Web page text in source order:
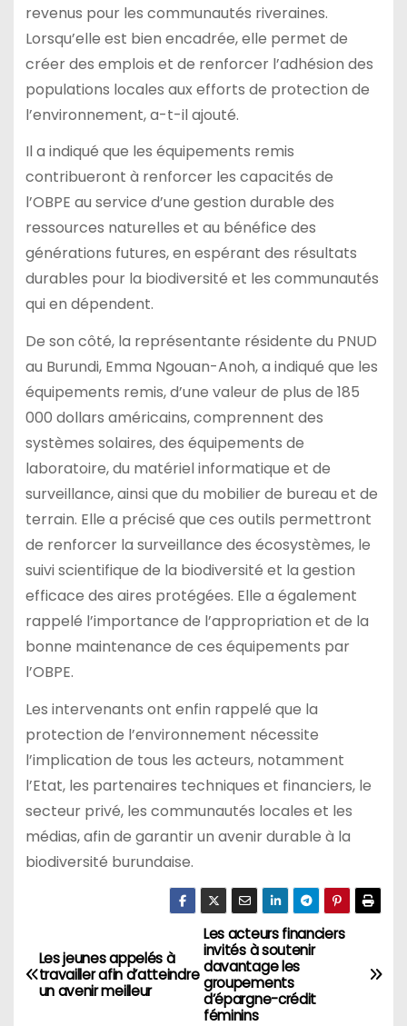
revenus pour les communautés riveraines.
Lorsqu’elle est bien encadrée, elle permet de
créer des emplois et de renforcer l’adhésion des
populations locales aux efforts de protection de
l’environnement, a-t-il ajouté.
Il a indiqué que les équipements remis
contribueront à renforcer les capacités de
l’OBPE au service d’une gestion durable des
ressources naturelles et au bénéfice des
générations futures, en espérant des résultats
durables pour la biodiversité et les communautés
qui en dépendent.
De son côté, la représentante résidente du PNUD
au Burundi, Emma Ngouan-Anoh, a indiqué que les
équipements remis, d’une valeur de plus de 185
000 dollars américains, comprennent des
systèmes solaires, des équipements de
laboratoire, du matériel informatique et de
surveillance, ainsi que du mobilier de bureau et de
terrain. Elle a précisé que ces outils permettront
de renforcer la surveillance des écosystèmes, le
suivi scientifique de la biodiversité et la gestion
efficace des aires protégées. Elle a également
rappelé l’importance de l’appropriation et de la
bonne maintenance de ces équipements par
l’OBPE.
Les intervenants ont enfin rappelé que la
protection de l’environnement nécessite
l’implication de tous les acteurs, notamment
l’Etat, les partenaires techniques et financiers, le
secteur privé, les communautés locales et les
médias, afin de garantir un avenir durable à la
biodiversité burundaise.
Navigation
de
Les acteurs financiers
invités à soutenir
davantage les
groupements
d’épargne-crédit
féminins
Les jeunes appelés à
travailler afin d’atteindre
un avenir meilleur